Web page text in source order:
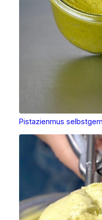
Pistazienmus